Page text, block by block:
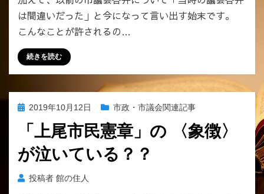
歴々
へ
不
都
真
実
市
議
会
虚
偽
は間違いだった」と今になって言い出す始末です。
こんなことが許されるの…
続きを読む
投
日:
2019年10月12日 市政・市議会関連記事
「上尾市民憲章」の 〈象徴〉
が泣いている？？
投稿者 館の住人